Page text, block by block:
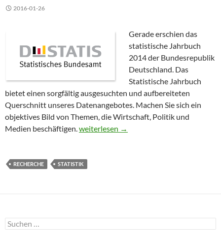
2016-01-26
Gerade erschien das
statistische Jahrbuch
2014 der Bundesrepublik
Deutschland. Das
Statistische Jahrbuch
bietet einen sorgfältig ausgesuchten und aufbereiteten
Querschnitt unseres Datenangebotes. Machen Sie sich ein
objektives Bild von Themen, die Wirtschaft, Politik und
Medien beschäftigen.Recherchetipp: Statistisches Jahrbuch
weiterlesen →
RECHERCHE STATISTIK
Suchen
nach: